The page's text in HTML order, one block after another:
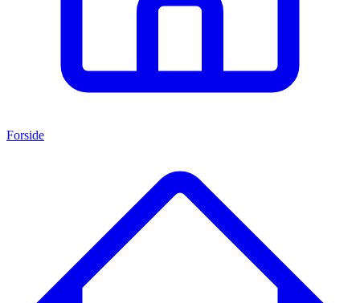
Forside